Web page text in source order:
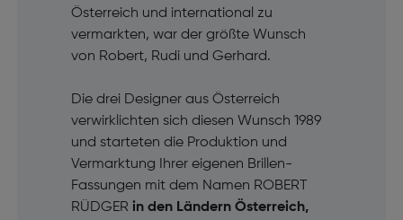
Österreich und international zu
vermarkten, war der größte Wunsch
von Robert, Rudi und Gerhard.
Die drei Designer aus Österreich
verwirklichten sich diesen Wunsch 1989
und starteten die Produktion und
Vermarktung Ihrer eigenen Brillen-
Fassungen mit dem Namen ROBERT
RÜDGER in den Ländern Österreich,